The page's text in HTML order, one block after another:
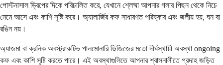
পোস্টনাসাল ড্রিপের দিকে পরিচালিত করে, যেখানে শ্লেষ্মা আপনার গলার পিছন থেকে নিচে
নেমে আসে এবং কাশি সৃষ্টি করে। অ্যালার্জির কফ সাধারণত পরিষ্কার এবং জলীয় হয়, ঘন বা
রঙিন নয়।
অ্যাজমা বা ক্রনিক অবস্ট্রাকটিভ পালমোনারি ডিজিজের মতো দীর্ঘস্থায়ী অবস্থা ongoing
কফ এবং কাশি সৃষ্টি করতে পারে। এই অবস্থাগুলিতে আপনার শ্বাসনালীতে প্রদাহ জড়িত